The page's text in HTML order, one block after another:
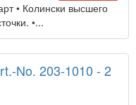
• Колински высшего
•...
No. 203-1010 - 2